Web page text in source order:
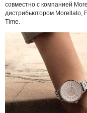
совместно с компанией
дистрибьютором Morellato,
Time.